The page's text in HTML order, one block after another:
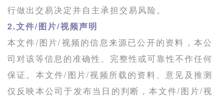
行做出交易决定并自主承担交易风险。
2.文件/图片/视频声明
本文件/图片/视频的信息来源已公开的资料，本公
司对该等信息的准确性、完整性或可靠性不作任何
保证。本文件/图片/视频所载的资料、意见及推测
仅反映本公司于发布当日的判断，本文件/图片/视